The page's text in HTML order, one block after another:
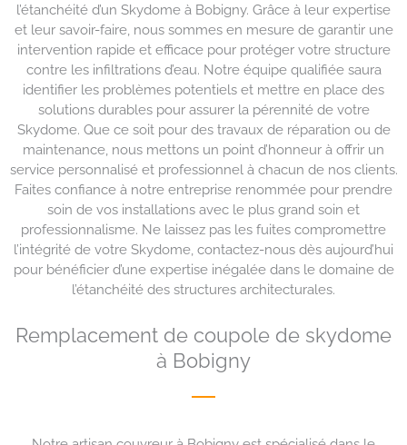
l’étanchéité d’un Skydome à Bobigny. Grâce à leur expertise
et leur savoir-faire, nous sommes en mesure de garantir une
intervention rapide et efficace pour protéger votre structure
contre les infiltrations d’eau. Notre équipe qualifiée saura
identifier les problèmes potentiels et mettre en place des
solutions durables pour assurer la pérennité de votre
Skydome. Que ce soit pour des travaux de réparation ou de
maintenance, nous mettons un point d’honneur à offrir un
service personnalisé et professionnel à chacun de nos clients.
Faites confiance à notre entreprise renommée pour prendre
soin de vos installations avec le plus grand soin et
professionnalisme. Ne laissez pas les fuites compromettre
l’intégrité de votre Skydome, contactez-nous dès aujourd’hui
pour bénéficier d’une expertise inégalée dans le domaine de
l’étanchéité des structures architecturales.
Remplacement de coupole de skydome
à Bobigny